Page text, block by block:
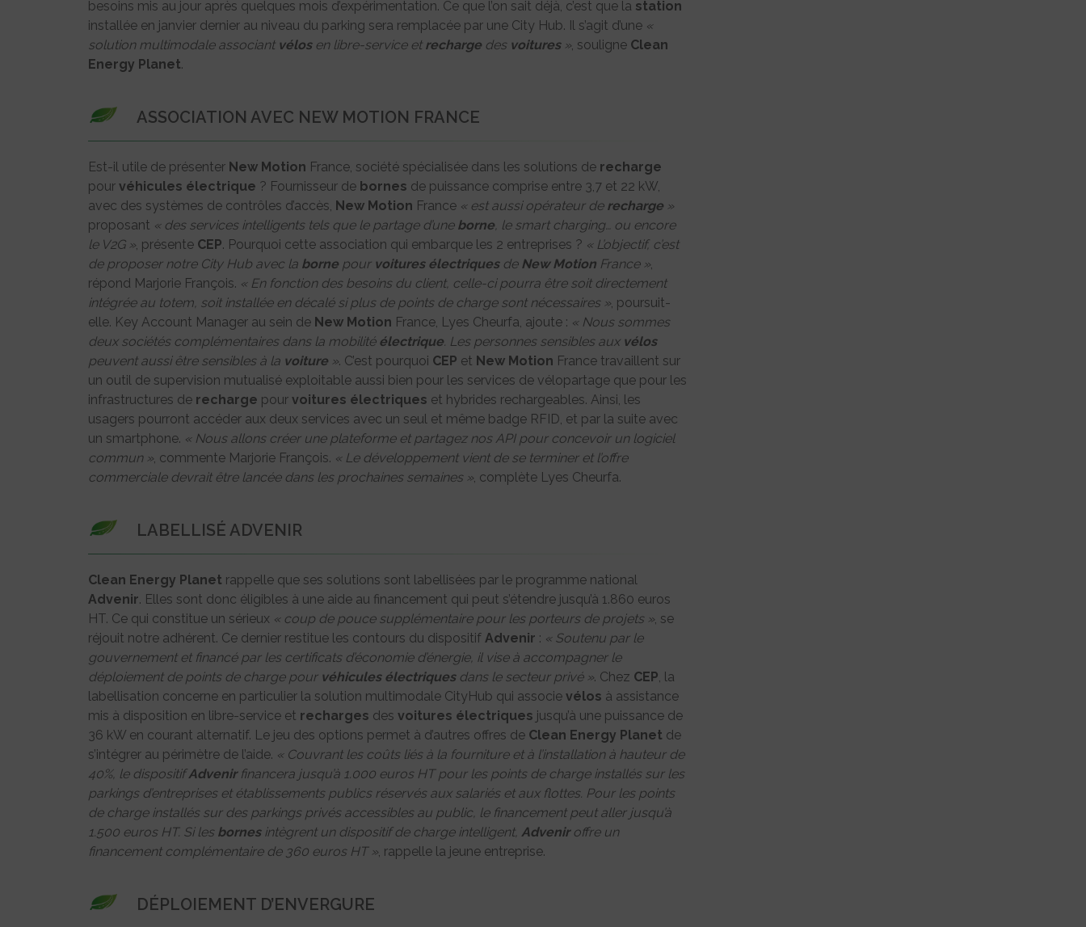
besoins mis au jour après quelques mois d’expérimentation. Ce que l’on sait déjà, c’est que la station
installée en janvier dernier au niveau du parking sera remplacée par une City Hub. Il s’agit d’une «
solution multimodale associant vélosen libre-service et recharge des voitures», souligne Clean
Energy Planet.
ASSOCIATION AVEC NEW MOTION FRANCE
Est-il utile de présenter New Motion France, société spécialisée dans les solutions de recharge
pour véhicules électrique ? Fournisseur de bornes de puissance comprise entre 3,7 et 22 kW,
avec des systèmes de contrôles d’accès, New Motion France « est aussi opérateur de recharge »
proposant « des services intelligents tels que le partage d’une borne, le smart charging… ou encore
le V2G », présente CEP. Pourquoi cette association qui embarque les 2 entreprises ? « L’objectif, c’est
de proposer notre City Hub avec la borne pour voitures électriquesde New Motion France »,
répond Marjorie François. « En fonction des besoins du client, celle-ci pourra être soit directement
intégrée au totem, soit installée en décalé si plus de points de charge sont nécessaires », poursuit-
elle. Key Account Manager au sein de New Motion France, Lyes Cheurfa, ajoute : « Nous sommes
deux sociétés complémentaires dans la mobilité électrique. Les personnes sensibles aux vélos
peuvent aussi être sensibles à la voiture ». C’est pourquoi CEP et New Motion France travaillent sur
un outil de supervision mutualisé exploitable aussi bien pour les services de vélopartage que pour les
infrastructures de recharge pour voitures électriques et hybrides rechargeables. Ainsi, les
usagers pourront accéder aux deux services avec un seul et même badge RFID, et par la suite avec
un smartphone. « Nous allons créer une plateforme et partagez nos API pour concevoir un logiciel
commun », commente Marjorie François. « Le développement vient de se terminer et l’offre
commerciale devrait être lancée dans les prochaines semaines », complète Lyes Cheurfa.
LABELLISÉ ADVENIR
Clean Energy Planet rappelle que ses solutions sont labellisées par le programme national
Advenir. Elles sont donc éligibles à une aide au financement qui peut s’étendre jusqu’à 1.860 euros
HT. Ce qui constitue un sérieux « coup de pouce supplémentaire pour les porteurs de projets », se
réjouit notre adhérent. Ce dernier restitue les contours du dispositif Advenir : « Soutenu par le
gouvernement et financé par les certificats d’économie d’énergie, il vise à accompagner le
déploiement de points de charge pour véhicules électriquesdans le secteur privé ». Chez CEP, la
labellisation concerne en particulier la solution multimodale CityHub qui associe vélos à assistance
mis à disposition en libre-service et recharges des voitures électriques jusqu’à une puissance de
36 kW en courant alternatif. Le jeu des options permet à d’autres offres de Clean Energy Planet de
s’intégrer au périmètre de l’aide. « Couvrant les coûts liés à la fourniture et à l’installation à hauteur de
40%, le dispositifAdvenirfinancera jusqu’à 1.000 euros HT pour les points de charge installés sur les
parkings d’entreprises et établissements publics réservés aux salariés et aux flottes. Pour les points
de charge installés sur des parkings privés accessibles au public, le financement peut aller jusqu’à
1.500 euros HT. Si les bornesintègrent un dispositif de charge intelligent, Adveniroffre un
financement complémentaire de 360 euros HT », rappelle la jeune entreprise.
DÉPLOIEMENT D’ENVERGURE